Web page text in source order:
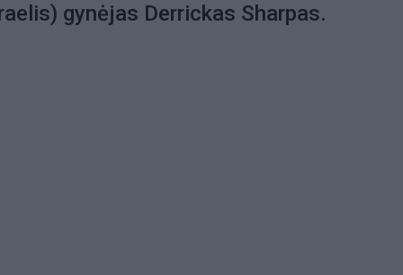
gynėjas Derrickas Sharpas.